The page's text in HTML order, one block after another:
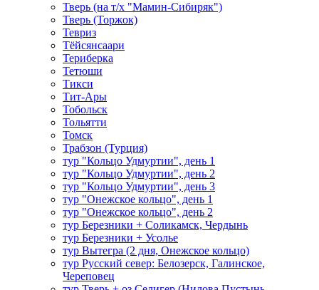
Тверь (на т/х "Мамин-Сибиряк")
Тверь (Торжок)
Тевриз
Тёйсянсаари
Териберка
Тетюши
Тикси
Тит-Ары
Тобольск
Тольятти
Томск
Трабзон (Турция)
тур "Кольцо Удмуртии", день 1
тур "Кольцо Удмуртии", день 2
тур "Кольцо Удмуртии", день 3
тур "Онежское кольцо", день 1
тур "Онежское кольцо", день 2
тур Березники + Соликамск, Чердынь
тур Березники + Усолье
тур Вытегра (2 дня, Онежское кольцо)
тур Русский север: Белозерск, Галинское,
Череповец